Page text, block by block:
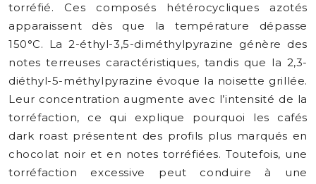
torréfié. Ces composés hétérocycliques azotés
apparaissent dès que la température dépasse
150°C. La 2-éthyl-3,5-diméthylpyrazine génère des
notes terreuses caractéristiques, tandis que la 2,3-
diéthyl-5-méthylpyrazine évoque la noisette grillée.
Leur concentration augmente avec l’intensité de la
torréfaction, ce qui explique pourquoi les cafés
dark roast présentent des profils plus marqués en
chocolat noir et en notes torréfiées. Toutefois, une
torréfaction excessive peut conduire à une